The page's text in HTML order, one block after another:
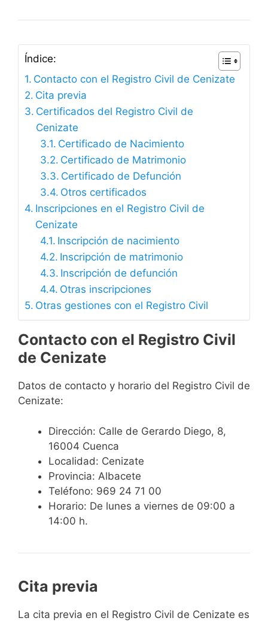
Índice:
Contacto con el Registro Civil de Cenizate
Cita previa
Certificados del Registro Civil de
Cenizate
Certificado de Nacimiento
Certificado de Matrimonio
Certificado de Defunción
Otros certificados
Inscripciones en el Registro Civil de
Cenizate
Inscripción de nacimiento
Inscripción de matrimonio
Inscripción de defunción
Otras inscripciones
Otras gestiones con el Registro Civil
Contacto con el Registro Civil
de Cenizate
Datos de contacto y horario del Registro Civil de
Cenizate:
Dirección: Calle de Gerardo Diego, 8,
16004 Cuenca
Localidad: Cenizate
Provincia: Albacete
Teléfono: 969 24 71 00
Horario: De lunes a viernes de 09:00 a
14:00 h.
Cita previa
​​​​​​​​​​​​​​​​​​​​​​​​​​​​La cita previa en el Registro Civil de Cenizate es